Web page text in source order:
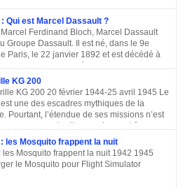
fondateur et qui porte encore son nom,
nom en Dassault en 1946. Retour sur le
civile et militaire. De la première guerre
Au début de la première guerre
Société d’études aéronautiques avec son
Qui est Marcel Dassault ?
Ferdinand Bloch, Marcel Dassault
Groupe Dassault. Il est né, dans le 9e
Paris, le 22 janvier 1892 et est décédé à
un homme politique français. Enfance et
enfant d’Adolphe Bloch et de Noémie
Le premier est mort à son jeune âge,
devenu générale d’armée et le troisième,
d’être exécuté en déportation […]
KG 200
KG 200 20 février 1944-25 avril 1945 Le
est une des escadres mythiques de la
Pourtant, l’étendue de ses missions n’est
connue, et cette escadre peut évoquer
les centres d’intérêts : patrouille
Partons du commencement : le nom.
200, signifie littéralement »
de combat « , c’est un peu vague.
aux missions du KG 200, sous cette
les Mosquito frappent la nuit
les Mosquito frappent la nuit 1942 1945
le Mosquito pour Flight Simulator